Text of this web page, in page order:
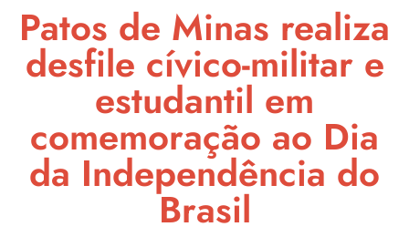
Patos de Minas realiza
desfile cívico-militar e
estudantil em
comemoração ao Dia
da Independência do
Brasil